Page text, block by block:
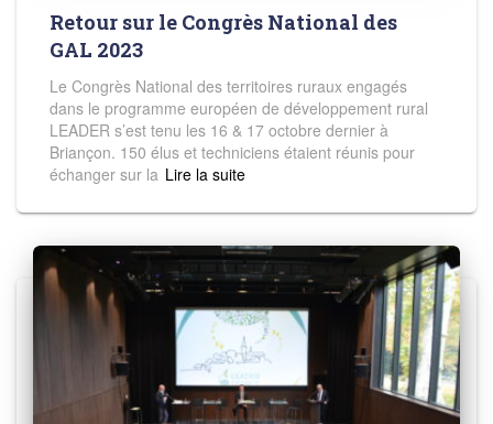
Retour sur le Congrès National des
GAL 2023
Le Congrès National des territoires ruraux engagés
dans le programme européen de développement rural
LEADER s’est tenu les 16 & 17 octobre dernier à
Briançon. 150 élus et techniciens étaient réunis pour
échanger sur la Read more